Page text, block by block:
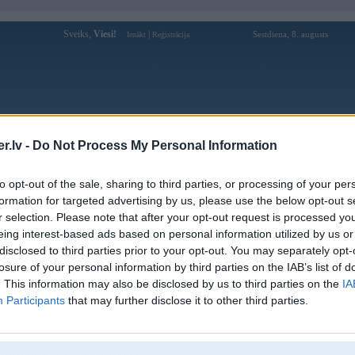
- Do Not Process My Personal Information
opt-out of the sale, sharing to third parties, or processing of your
for targeted advertising by us, please use the below opt-out
selection. Please note that after your opt-out request is processed
interest-based ads based on personal information utilized by us
to third parties prior to your opt-out. You may separately
of your personal information by third parties on the IAB’s list of
This information may also be disclosed by us to third parties on the
Participants that may further disclose it to other third parties.
Sveiks, Viesi! Ienākt Reģistrācija Sestdiena, 8. augusts
Forums Galerijas Reģistrācija Lietotāji
Lietotāja LR profils
Pēdējo reizi manīts: 08. Jul 2021, 10:37
Lietotājvārds:
LR
Ziņojumi forumā:
46
[Pēdējie ziņojumi forumā]